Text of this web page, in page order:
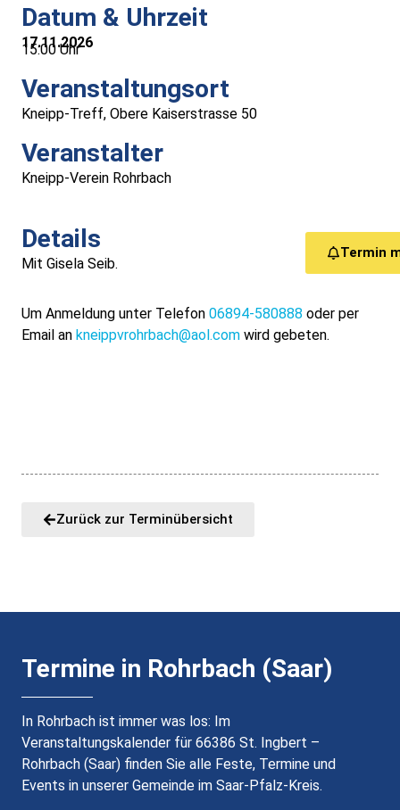
Vereine
Downloads
Links
Gästebuch
Datenschutz
Datum & Uhrzeit
17.11.2026
15:00 Uhr
Veranstaltungsort
Kneipp-Treff, Obere Kaiserstrasse 50
Veranstalter
Kneipp-Verein Rohrbach
Details
Mit Gisela Seib.
Um Anmeldung unter Telefon 06894-580888 oder per
Email an kneippvrohrbach@aol.com wird gebeten.
Zurück zur Terminübersicht
Termin
Termine in Rohrbach (Saar)
In Rohrbach ist immer was los: Im
Veranstaltungskalender für 66386 St. Ingbert –
Rohrbach (Saar) finden Sie alle Feste, Termine und
Events in unserer Gemeinde im Saar-Pfalz-Kreis.